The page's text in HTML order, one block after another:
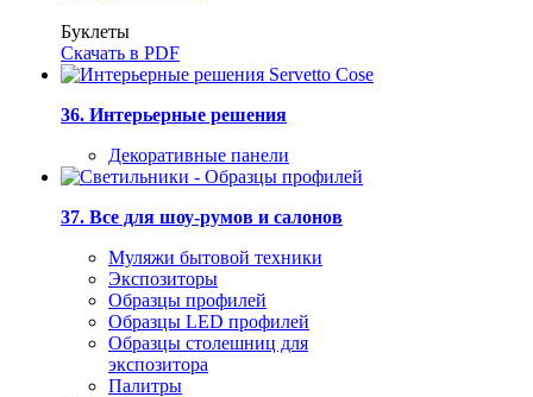
Буклеты
Скачать в PDF
36. Интерьерные решения
Декоративные панели
37. Все для шоу-румов и салонов
Муляжи бытовой техники
Экспозиторы
Образцы профилей
Образцы LED профилей
Образцы столешниц для
экспозитора
Палитры